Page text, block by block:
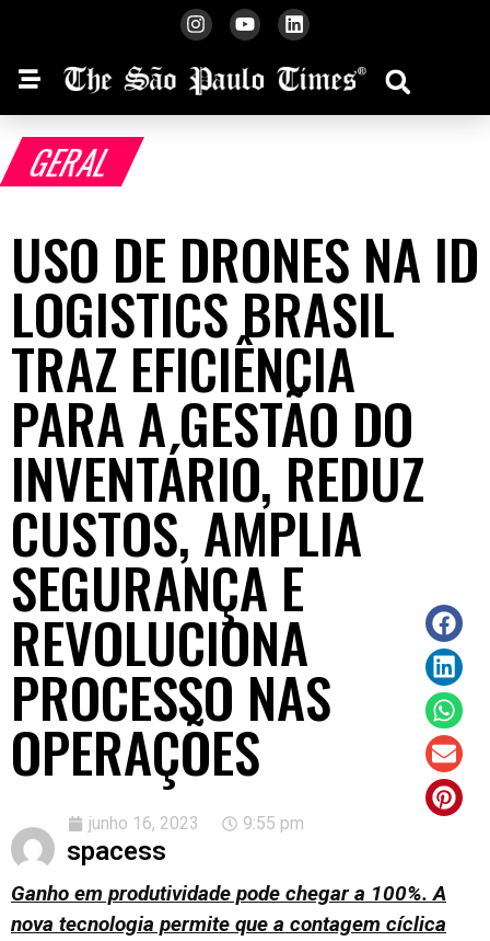
GERAL
USO DE DRONES NA ID
LOGISTICS BRASIL
TRAZ EFICIÊNCIA
PARA A GESTÃO DO
INVENTÁRIO, REDUZ
CUSTOS, AMPLIA
SEGURANÇA E
REVOLUCIONA
PROCESSO NAS
OPERAÇÕES
spacess
junho 16, 2023 9:55 pm
Ganho em produtividade pode chegar a 100%. A
nova tecnologia permite que a contagem cíclica